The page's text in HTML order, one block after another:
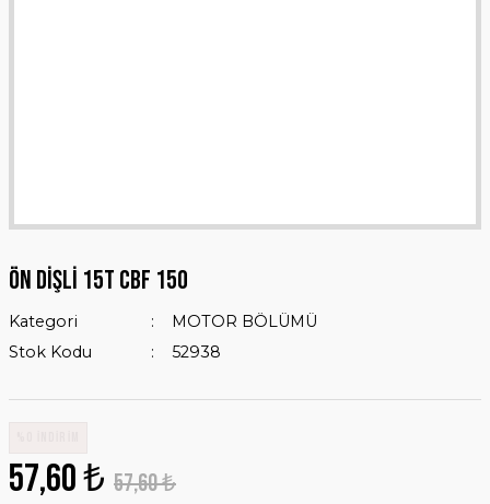
ÖN DİŞLİ 15T CBF 150
Kategori
MOTOR BÖLÜMÜ
Stok Kodu
52938
57,60 ₺ 57,60 ₺